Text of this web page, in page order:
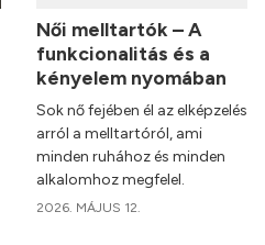
Női melltartók – A
funkcionalitás és a
kényelem nyomában
Sok nő fejében él az elképzelés
arról a melltartóról, ami
minden ruhához és minden
alkalomhoz megfelel.
2026. MÁJUS 12.